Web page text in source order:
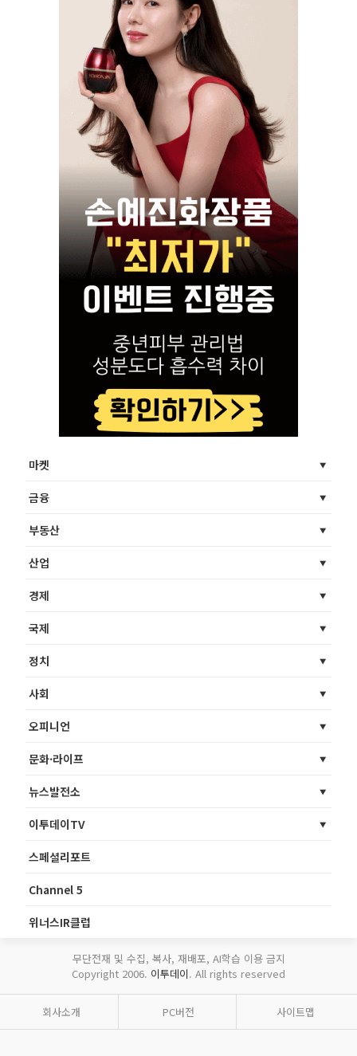
마켓
금융
부동산
산업
경제
국제
정치
사회
오피니언
문화·라이프
뉴스발전소
이투데이TV
스페셜리포트
Channel 5
위너스IR클럽
무단전재 및 수집, 복사, 재배포, AI학습 이용 금지
Copyright 2006. 이투데이. All rights reserved
회사소개 PC버전 사이트맵